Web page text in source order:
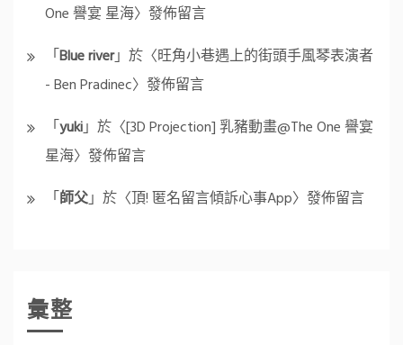
One 譽宴 星海〉發佈留言
「Blue river」於〈旺角小巷遇上的街頭手風琴表演者
- Ben Pradinec〉發佈留言
「yuki」於〈[3D Projection] 乳豬動畫@The One 譽宴
星海〉發佈留言
「師父」於〈頂! 匿名留言傾訴心事App〉發佈留言
彙整